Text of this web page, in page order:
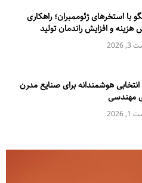
با استخرهای ژئوممبران؛ راهکاری
هزینه و افزایش راندمان تولید
انتخابی هوشمندانه برای صنایع مدرن
مهندسی